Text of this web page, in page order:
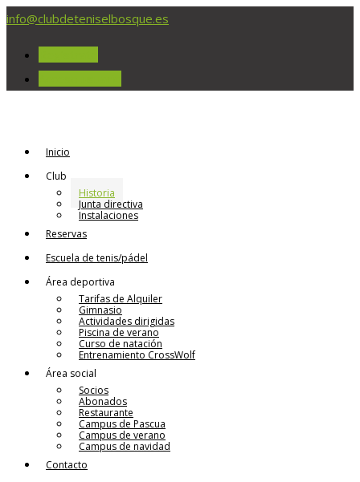
info@clubdeteniselbosque.es
Inicio
Club
Historia
Junta directiva
Instalaciones
Reservas
Escuela de tenis/pádel
Área deportiva
Tarifas de Alquiler
Gimnasio
Actividades dirigidas
Piscina de verano
Curso de natación
Entrenamiento CrossWolf
Área social
Socios
Abonados
Restaurante
Campus de Pascua
Campus de verano
Campus de navidad
Contacto